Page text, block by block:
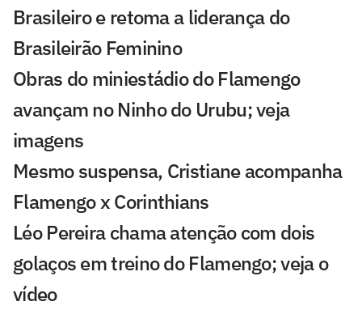
Brasileiro e retoma a liderança do
Brasileirão Feminino
Obras do miniestádio do Flamengo
avançam no Ninho do Urubu; veja
imagens
Mesmo suspensa, Cristiane acompanha
Flamengo x Corinthians
Léo Pereira chama atenção com dois
golaços em treino do Flamengo; veja o
vídeo